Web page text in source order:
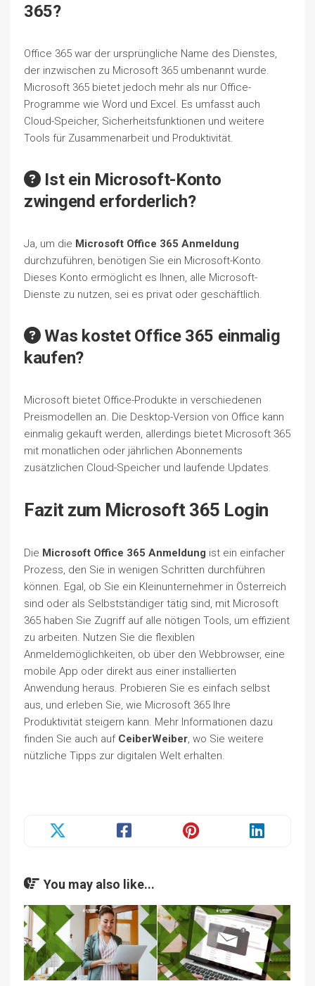
365?
Office 365 war der ursprüngliche Name des Dienstes,
der inzwischen zu Microsoft 365 umbenannt wurde.
Microsoft 365 bietet jedoch mehr als nur Office-
Programme wie Word und Excel. Es umfasst auch
Cloud-Speicher, Sicherheitsfunktionen und weitere
Tools für Zusammenarbeit und Produktivität.
Ist ein Microsoft-Konto
zwingend erforderlich?
Ja, um die Microsoft Office 365 Anmeldung
durchzuführen, benötigen Sie ein Microsoft-Konto.
Dieses Konto ermöglicht es Ihnen, alle Microsoft-
Dienste zu nutzen, sei es privat oder geschäftlich.
Was kostet Office 365 einmalig
kaufen?
Microsoft bietet Office-Produkte in verschiedenen
Preismodellen an. Die Desktop-Version von Office kann
einmalig gekauft werden, allerdings bietet Microsoft 365
mit monatlichen oder jährlichen Abonnements
zusätzlichen Cloud-Speicher und laufende Updates.
Fazit zum Microsoft 365 Login
Die Microsoft Office 365 Anmeldung ist ein einfacher
Prozess, den Sie in wenigen Schritten durchführen
können. Egal, ob Sie ein Kleinunternehmer in Österreich
sind oder als Selbstständiger tätig sind, mit Microsoft
365 haben Sie Zugriff auf alle nötigen Tools, um effizient
zu arbeiten. Nutzen Sie die flexiblen
Anmeldemöglichkeiten, ob über den Webbrowser, eine
mobile App oder direkt aus einer installierten
Anwendung heraus. Probieren Sie es einfach selbst
aus, und erleben Sie, wie Microsoft 365 Ihre
Produktivität steigern kann. Mehr Informationen dazu
finden Sie auch auf CeiberWeiber, wo Sie weitere
nützliche Tipps zur digitalen Welt erhalten.
You may also like...